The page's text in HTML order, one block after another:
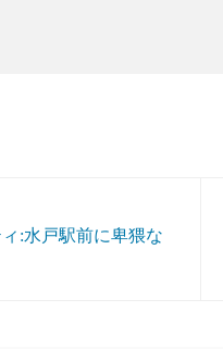
:水戸駅前に卑猥な